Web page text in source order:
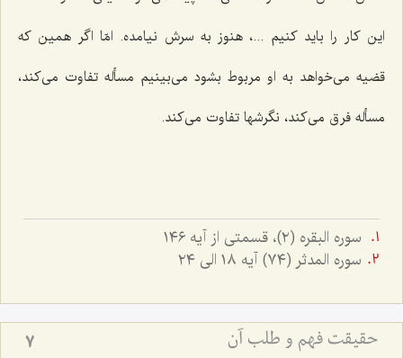
این كار را باید كنیم ...، هنوز به سرش نیامده. امّا اگر همین كه
قضیه می‌خواهد به او مربوط بشود می‌بینیم مسأله تفاوت می‌كند،
مسأله فرق می‌كند، نگرشها تفاوت می‌كند.
سوره البقره (٢)، قسمتى از آيه ١٤٦
سوره المدثر (٧٤) آيه ١٨ الى ٢٤
حقیقت فهم و طلب آن‏ 7